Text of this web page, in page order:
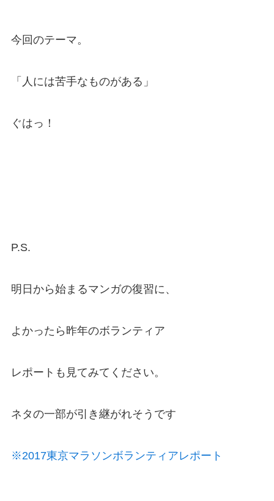
今回のテーマ。
「人には苦手なものがある」
ぐはっ！
P.S.
明日から始まるマンガの復習に、
よかったら昨年のボランティア
レポートも見てみてください。
ネタの一部が引き継がれそうです
※2017東京マラソンボランティアレポート